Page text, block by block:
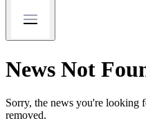
News Not
Sorry, the news you're looking
removed.